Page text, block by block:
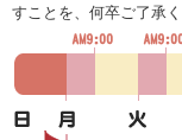
すことを、何卒ご了承く